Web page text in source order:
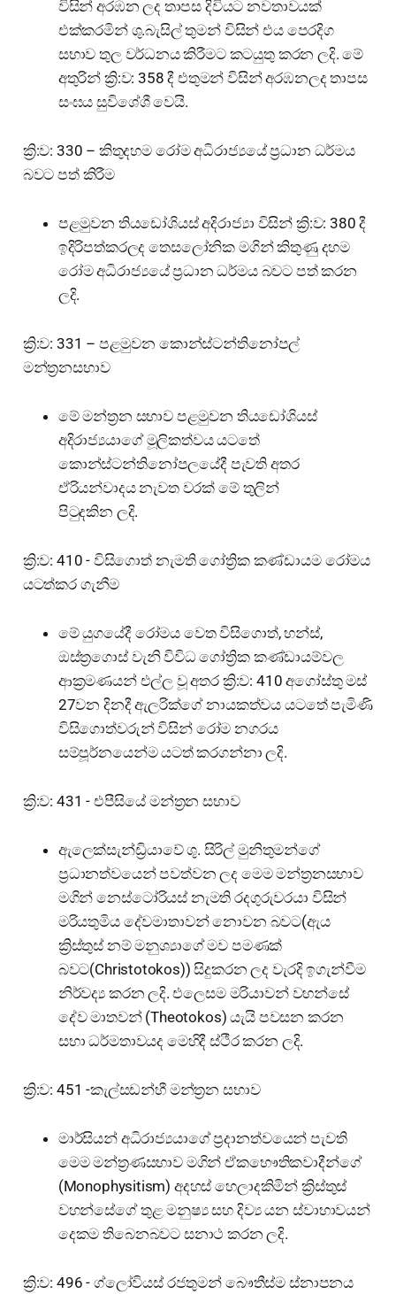
විසින් අරඹන ලද තාපස දිවියට නවතාවයක්
එක්කරමින් ශු.බැසිල් තුමන් විසින් එය පෙරදිග
සභාව තුල වර්ධනය කිරීමට කටයුතු කරන ලදි. මේ
අතුරින් ක්‍රි:ව: 358 දී එතුමන් විසින් අරඹනලද තාපස
සංඝය සුවිශේශී වෙයි.
ක්‍රි:ව: 330 – කිතුදහම රෝම අධිරාජ්‍යයේ ප්‍රධාන ධර්මය
බවට පත් කිරීම
පළමුවන තියඩෝශියස් අදිරාජ්‍යා විසින් ක්‍රි:ව: 380 දී
ඉදිරිපත්කරලද තෙසලෝනික මගින් කිතුණු දහම
රෝම අධිරාජ්‍යයේ ප්‍රධාන ධර්මය බවට පත් කරන
ලදි.
ක්‍රි:ව: 331 – පළමුවන කොන්ස්ටන්තිනෝපල්
මන්ත්‍රනසභාව
මේ මන්ත්‍රන සභාව පළමුවන තියඩෝශියස්
අදිරාජ්‍යයාගේ මූලිකත්වය යටතේ
කොන්ස්ටන්තිනෝපලයේදී පැවති අතර
ඒරියන්වාදය නැවත වරක් මේ තුලින්
පිටුදකින ලදි.
ක්‍රි:ව: 410 - විසිගොත් නැමති ගෝත්‍රික කණ්ඩායම රෝමය
යටත්කර ගැනීම
මේ යුගයේදී රෝමය වෙත විසිගොත්, හන්ස්,
ඔස්ත්‍රගොස් වැනි විවිධ ගෝත්‍රික කණ්ඩායම්වල
ආක්‍රමණයන් එල්ල වූ අතර ක්‍රි:ව: 410 අගෝස්තු මස්
27වන දිනදී ඇලරික්ගේ නායකත්වය යටතේ පැමිණි
විසිගොත්වරුන් විසින් රෝම නගරය
සම්පූර්නයෙන්ම යටත් කරගන්නා ලදි.
ක්‍රි:ව: 431 - එපීසියේ මන්ත්‍රන සභාව
ඇලෙක්සැන්ඩ්‍රියාවේ ශු. සිරිල් මුනිතුමන්ගේ
ප්‍රධානත්වයෙන් පවත්වන ලද මෙම මන්ත්‍රනසභාව
මගින් නෙස්ටෝරියස් නැමති රදගුරුවරයා විසින්
මරියතුමිය දේවමාතාවන් නොවන බවට(ඇය
ක්‍රිස්තුස් නම් මනුශ්‍යාගේ මව පමණක්
බවට(Christotokos)) සිදුකරන ලද වැරදි ඉගැන්වීම
නිර්වද්‍ය කරන ලදි. එලෙසම මරියාවන් වහන්සේ
දේව මාතවන් (Theotokos) යැයි පවසන කරන
සභා ධර්මතාවයද මෙහිදී ස්ථීර කරන ලදි.
ක්‍රි:ව: 451 -කැල්සඩන්හී මන්ත්‍රන සභාව
මාර්සියන් අධිරාජ්‍යයාගේ ප්‍රදානත්වයෙන් පැවති
මෙම මන්ත්‍රණසභාව මගින් ඒකභෞතිකවාදීන්ගේ
(Monophysitism) අදහස් හෙලාදකිමින් ක්‍රිස්තුස්
වහන්සේගේ තුළ මනුෂ්‍ය සහ දිව්‍ය යන ස්වාභාවයන්
දෙකම තිබෙනබවට සනාථ කරන ලදි.
ක්‍රි:ව: 496 - ග්ලෝවියස් රජතුමන් බෞතීස්ම ස්නාපනය